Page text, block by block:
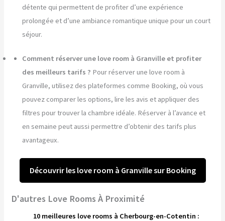
détente qui permettent de profiter d’une expérience
prolongée et d’une ambiance romantique unique pour un court
séjour.
Comment réserver une love room à Granville et profiter
des meilleurs tarifs ? Pour réserver une love room à
Granville, utilisez des plateformes comme Booking, où vous
pouvez comparer les options, lire les avis et appliquer des
filtres pour trouver la chambre idéale. Réserver à l’avance et
en semaine peut aussi permettre d’obtenir des tarifs plus
avantageux.
Découvrir les love room à Granville sur Booking
D'autres Love Rooms À Proximité
10 meilleures love rooms à Cherbourg-en-Cotentin :